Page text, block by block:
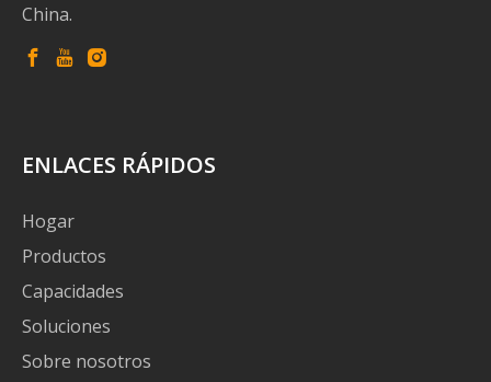
China.
ENLACES RÁPIDOS
Hogar
Productos
Capacidades
Soluciones
Sobre nosotros